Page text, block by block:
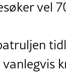
vel